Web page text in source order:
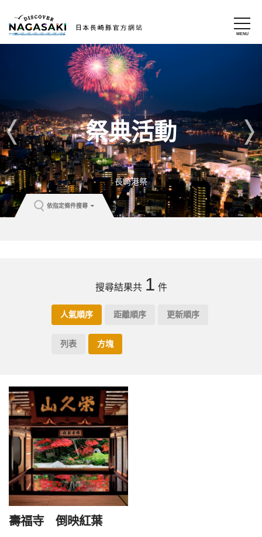
祭典活動
長崎港祭
依指定條件搜尋
搜尋結果共 1 件
人氣順序 距離順序 更新順序
列表 方塊
壽福寺 倒映紅葉